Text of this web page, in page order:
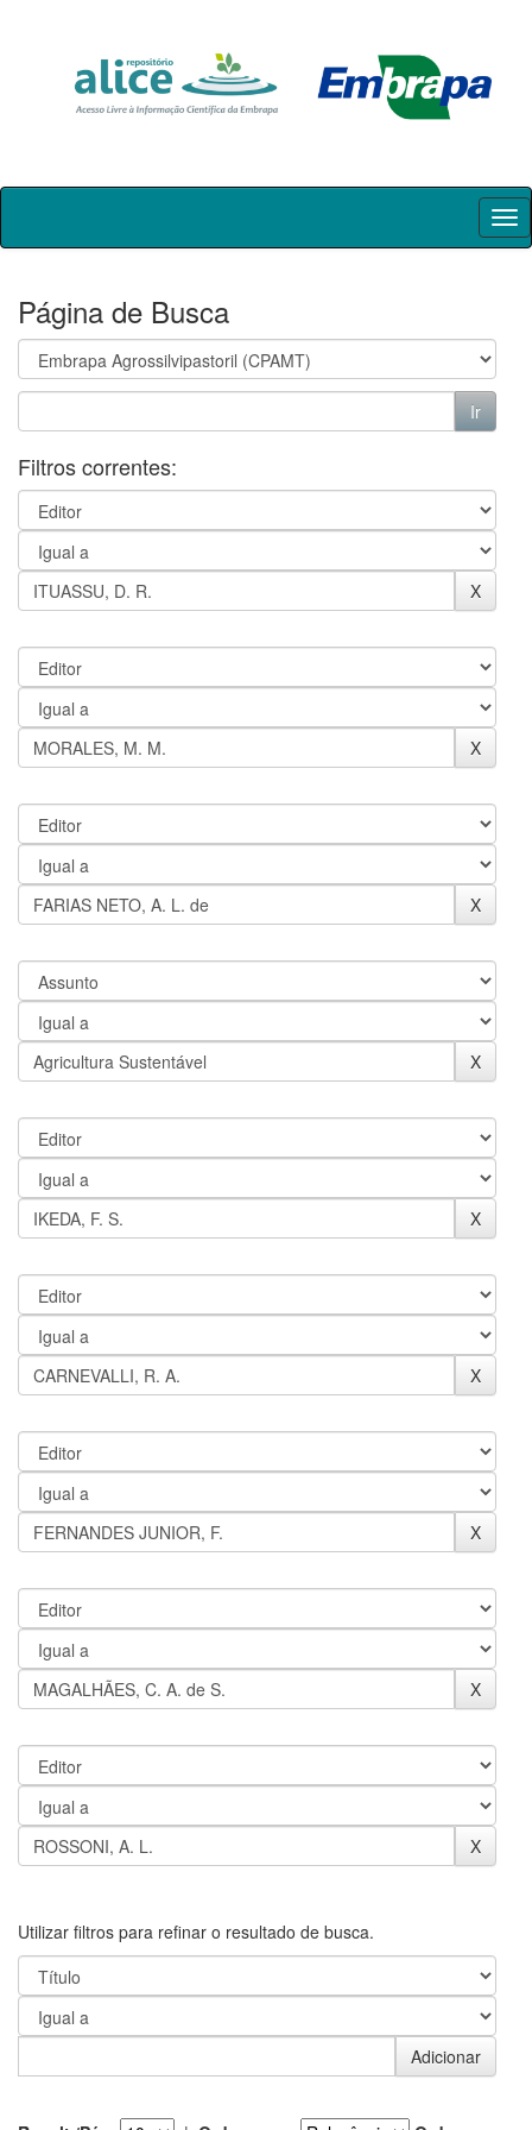
Skip
Página de Busca
Filtros correntes:
Utilizar filtros para refinar o resultado de busca.